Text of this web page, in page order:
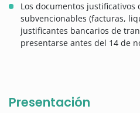
Los documentos justificativos
subvencionables (facturas,
justificantes bancarios de
presentarse antes del 14 de
Presentación